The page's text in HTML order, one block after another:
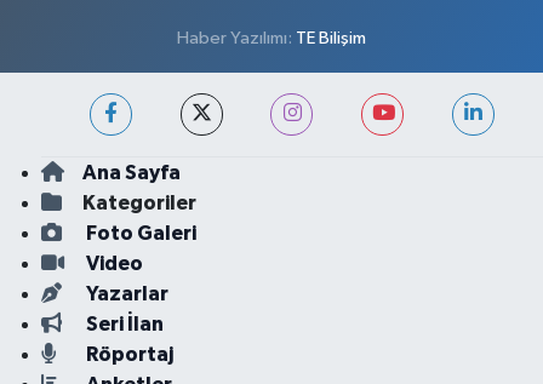
Haber Yazılımı: TE Bilişim
Ana Sayfa
Kategoriler
Foto Galeri
Video
Yazarlar
Seri İlan
Röportaj